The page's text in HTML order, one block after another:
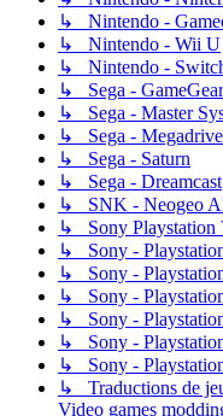
↳ Nintendo -
↳ Nintendo - Wii U
↳ Nintendo -
↳ Sega - GameGear
↳ Sega - Master
↳ Sega -
↳ Sega - Saturn
↳ Sega - Dreamcast
↳ SNK - Neogeo
↳ Sony Playstation
↳ Sony -
↳ Sony -
↳ Sony -
↳ Sony -
↳ Sony -
↳ Sony -
↳ Traductions de
Video games